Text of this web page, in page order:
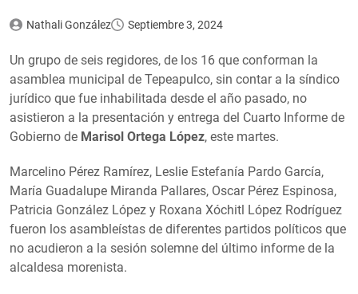
Nathali González Septiembre 3, 2024
Un grupo de seis regidores, de los 16 que conforman la
asamblea municipal de Tepeapulco, sin contar a la síndico
jurídico que fue inhabilitada desde el año pasado, no
asistieron a la presentación y entrega del Cuarto Informe de
Gobierno de Marisol Ortega López, este martes.
Marcelino Pérez Ramírez, Leslie Estefanía Pardo García,
María Guadalupe Miranda Pallares, Oscar Pérez Espinosa,
Patricia González López y Roxana Xóchitl López Rodríguez
fueron los asambleístas de diferentes partidos políticos que
no acudieron a la sesión solemne del último informe de la
alcaldesa morenista.